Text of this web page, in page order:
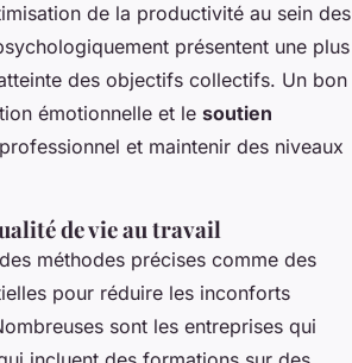
de la productivité au sein des
présentent une plus
des objectifs collectifs. Un bon
émotionnelle et le soutien
et maintenir des niveaux
de vie au travail
méthodes précises comme des
pour réduire les inconforts
sont les entreprises qui